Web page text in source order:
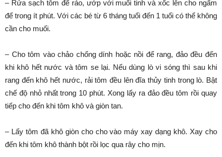
– Rửa sạch tôm để ráo, ướp với muối tinh và xốc lên cho ngấm
để trong ít phút. Với các bé từ 6 tháng tuổi đến 1 tuổi có thể không
cần cho muối.
– Cho tôm vào chảo chống dính hoặc nồi để rang, đảo đều đến
khi khô hết nước và tôm se lại. Nếu dùng lò vi sóng thì sau khi
rang đến khô hết nước, rải tôm đều lên đĩa thủy tinh trong lò. Bật
chế độ nhỏ nhất trong 10 phút. Xong lấy ra đảo đều tôm rồi quay
tiếp cho đến khi tôm khô và giòn tan.
– Lấy tôm đã khô giòn cho cho vào máy xay dạng khô. Xay cho
đến khi tôm khô thành bột rồi lọc qua rây cho mịn.